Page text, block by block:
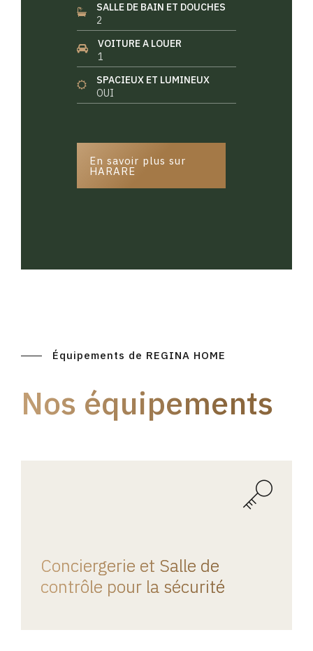
SALLE DE BAIN ET DOUCHES
2
VOITURE A LOUER
1
SPACIEUX ET LUMINEUX
OUI
En savoir plus sur
HARARE
Équipements de REGINA HOME
Nos équipements
Conciergerie et Salle de
contrôle pour la sécurité